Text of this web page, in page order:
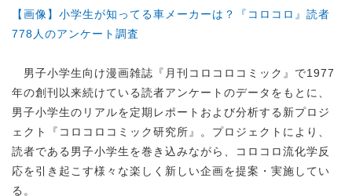
【画像】小学生が知ってる車メーカーは？『コロコロ』読者
778人のアンケート調査
男子小学生向け漫画雑誌『月刊コロコロコミック』で1977
年の創刊以来続けている読者アンケートのデータをもとに、
男子小学生のリアルを定期レポートおよび分析する新プロジ
ェクト『コロコロコミック研究所』。プロジェクトにより、
読者である男子小学生を巻き込みながら、コロコロ流化学反
応を引き起こす様々な楽しく新しい企画を提案・実施してい
る。